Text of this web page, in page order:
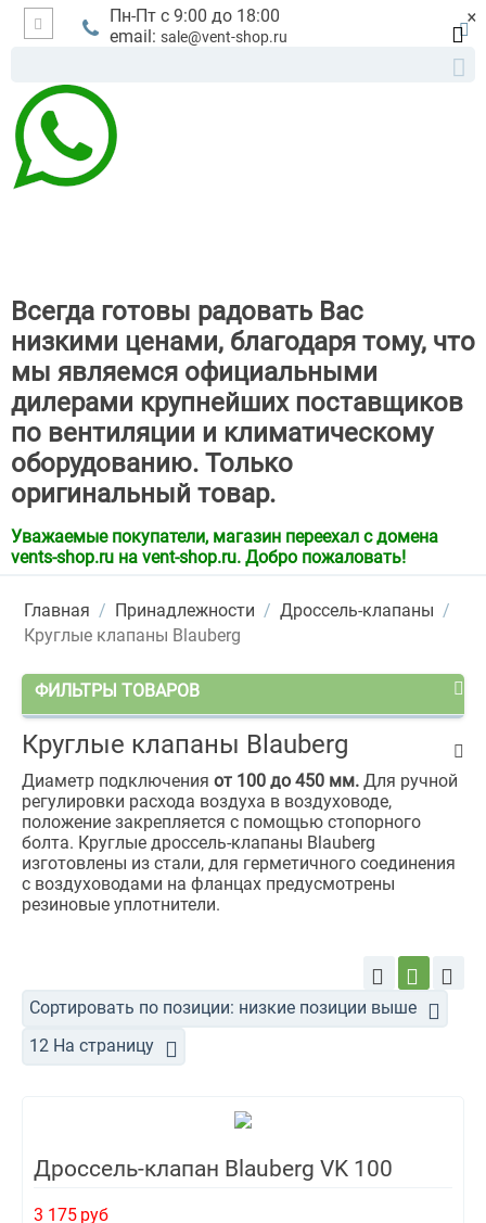
Пн-Пт с 9:00 до 18:00
email: sale@vent-shop.ru
Всегда готовы радовать Вас
низкими ценами, благодаря тому, что
мы являемся официальными
дилерами крупнейших поставщиков
по вентиляции и климатическому
оборудованию. Только
оригинальный товар.
Уважаемые покупатели, магазин переехал с домена
vents-shop.ru на vent-shop.ru. Добро пожаловать!
Главная / Принадлежности / Дроссель-клапаны /
Круглые клапаны Blauberg
ФИЛЬТРЫ ТОВАРОВ
Круглые клапаны Blauberg
Диаметр подключения от 100 до 450 мм. Для ручной
регулировки расхода воздуха в воздуховоде,
положение закрепляется с помощью стопорного
болта. Круглые дроссель-клапаны Blauberg
изготовлены из стали, для герметичного соединения
с воздуховодами на фланцах предусмотрены
резиновые уплотнители.
Сортировать по позиции: низкие позиции выше
12 На страницу
Дроссель-клапан Blauberg VK 100
3 175 руб
×